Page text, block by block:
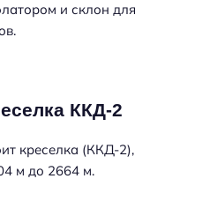
и склон для
ККД-2
креселка (ККД-2),
м до 2664 м.